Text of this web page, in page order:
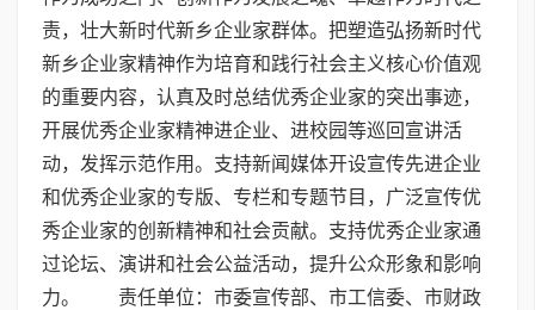
责，壮大新时代新乡企业家群体。把塑造弘扬新时代
新乡企业家精神作为培育和践行社会主义核心价值观
的重要内容，认真及时总结优秀企业家的突出事迹，
开展优秀企业家精神进企业、进校园等巡回宣讲活
动，发挥示范作用。支持新闻媒体开设宣传先进企业
和优秀企业家的专版、专栏和专题节目，广泛宣传优
秀企业家的创新精神和社会贡献。支持优秀企业家通
过论坛、演讲和社会公益活动，提升公众形象和影响
力。 责任单位：市委宣传部、市工信委、市财政